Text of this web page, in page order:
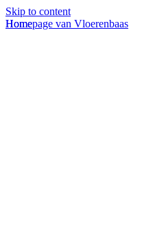
Skip to content
Homepage van Vloerenbaas
Home